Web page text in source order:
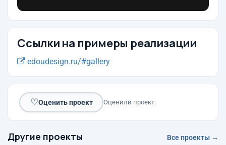
Ссылки на примеры реализации
edoudesign.ru/#gallery
♡Оценить проект Оценили проект:
Другие проекты Все проекты →